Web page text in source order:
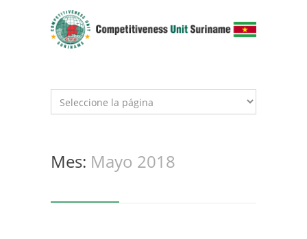
Mes: Mayo 2018